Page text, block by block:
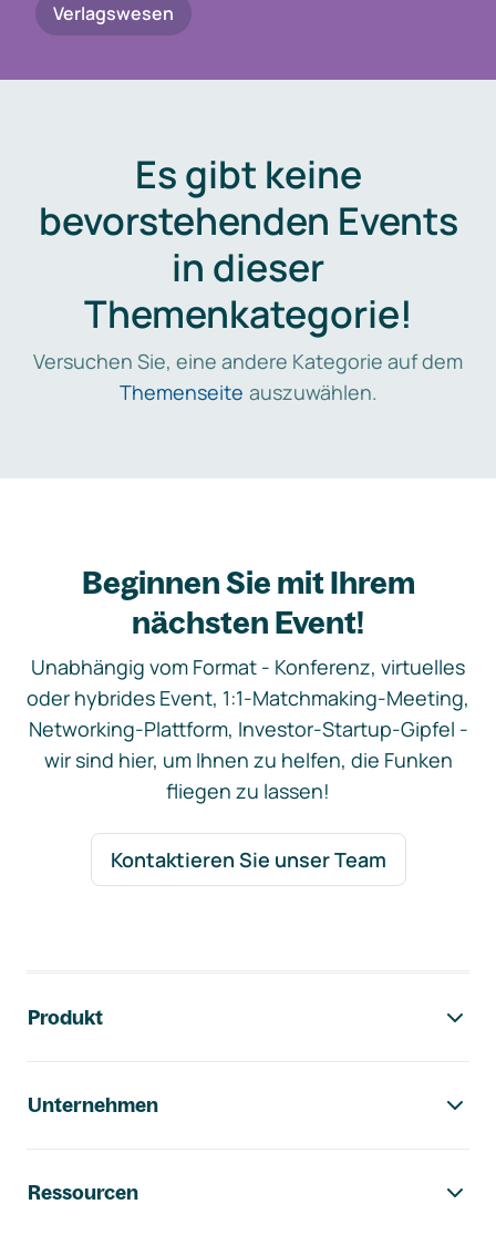
Verlagswesen
Es gibt keine
bevorstehenden Events
in dieser
Themenkategorie!
Versuchen Sie, eine andere Kategorie auf dem
Themenseite auszuwählen.
Beginnen Sie mit Ihrem
nächsten Event!
Unabhängig vom Format - Konferenz, virtuelles
oder hybrides Event, 1:1-Matchmaking-Meeting,
Networking-Plattform, Investor-Startup-Gipfel -
wir sind hier, um Ihnen zu helfen, die Funken
fliegen zu lassen!
Kontaktieren Sie unser Team
Produkt
Unternehmen
Ressourcen